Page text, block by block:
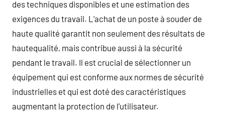
des techniques disponibles et une estimation des
exigences du travail. L’achat de un poste à souder de
haute qualité garantit non seulement des résultats de
hautequalité, mais contribue aussi à la sécurité
pendant le travail. Il est crucial de sélectionner un
équipement qui est conforme aux normes de sécurité
industrielles et qui est doté des caractéristiques
augmentant la protection de l’utilisateur.